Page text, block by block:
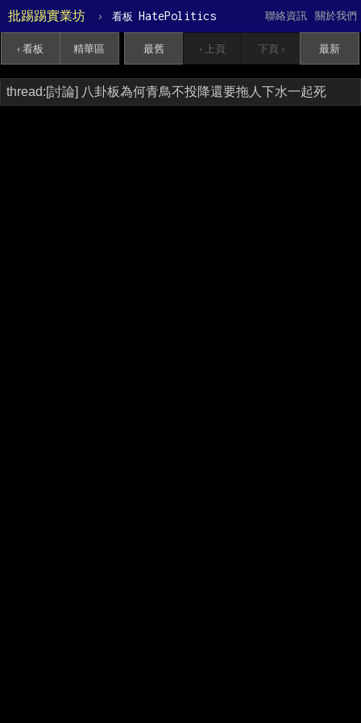
批踢踢實業坊 › 看板 HatePolitics 關於我們
聯絡資訊
‹ 看板 精華區 最舊 ‹ 上頁 下頁 › 最新